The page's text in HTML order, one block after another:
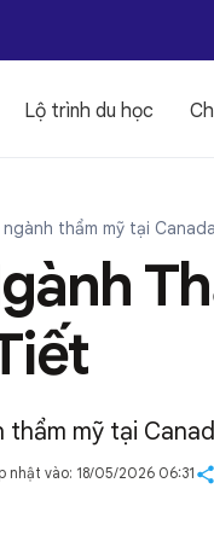
Lộ trình du học
thẩm mỹ tại
thẩm mỹ tại
nhật vào: 18/05/2026 06:31